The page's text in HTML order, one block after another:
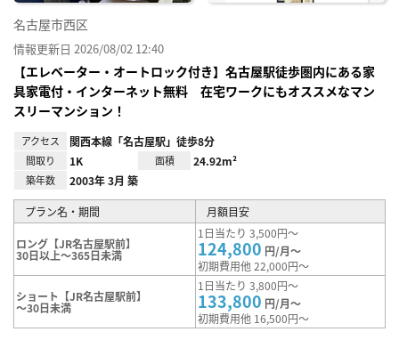
名古屋市西区
情報更新日 2026/08/02 12:40
【エレベーター・オートロック付き】名古屋駅徒歩圏内にある家
具家電付・インターネット無料 在宅ワークにもオススメなマン
スリーマンション！
アクセス 関西本線「名古屋駅」徒歩8分
間取り 1K 面積 24.92m²
築年数 2003年 3月 築
プラン名・期間 月額目安
ロング【JR名古屋駅前】
30日以上～365日未満
1日当たり 3,500円～
124,800 円/月～
初期費用他 22,000円～
ショート【JR名古屋駅前】
～30日未満
1日当たり 3,800円～
133,800 円/月～
初期費用他 16,500円～